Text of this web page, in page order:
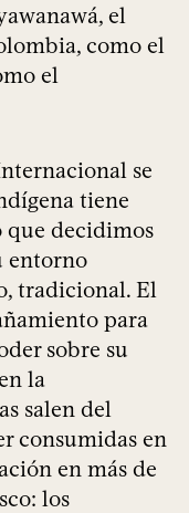
el
como el
el
se
tiene
que decidimos
entorno
tradicional. El
para
sobre su
la
salen del
consumidas en
en más de
los